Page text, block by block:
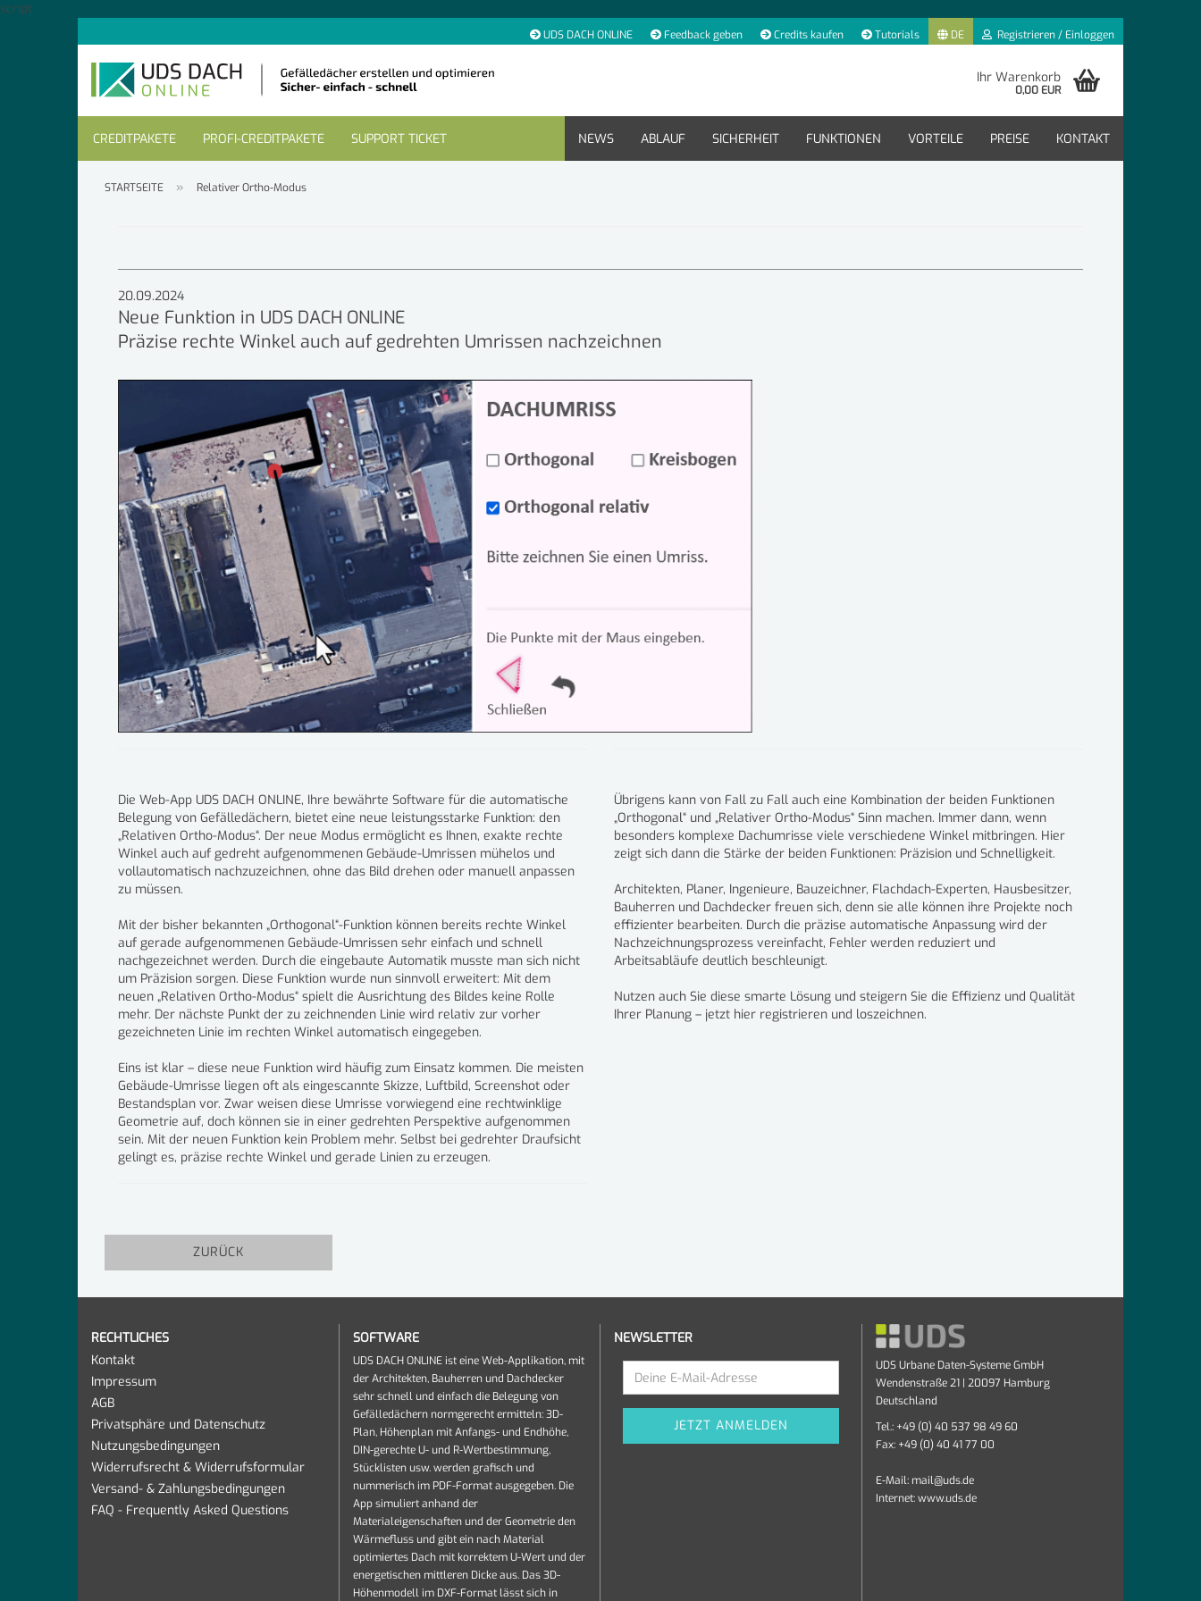
script
UDS DACH ONLINE Feedback geben Credits kaufen Tutorials DE Registrieren / Einloggen
Ihr Warenkorb
0,00 EUR
CREDITPAKETE PROFI-CREDITPAKETE SUPPORT TICKET NEWS ABLAUF SICHERHEIT FUNKTIONEN VORTEILE PREISE KONTAKT
STARTSEITE » Relativer Ortho-Modus
20.09.2024
Neue Funktion in UDS DACH ONLINE
Präzise rechte Winkel auch auf gedrehten Umrissen nachzeichnen
Die Web-App UDS DACH ONLINE, Ihre bewährte Software für die automatische
Belegung von Gefälledächern, bietet eine neue leistungsstarke Funktion: den
„Relativen Ortho-Modus“. Der neue Modus ermöglicht es Ihnen, exakte rechte
Winkel auch auf gedreht aufgenommenen Gebäude-Umrissen mühelos und
vollautomatisch nachzuzeichnen, ohne das Bild drehen oder manuell anpassen
zu müssen.
Mit der bisher bekannten „Orthogonal“-Funktion können bereits rechte Winkel
auf gerade aufgenommenen Gebäude-Umrissen sehr einfach und schnell
nachgezeichnet werden. Durch die eingebaute Automatik musste man sich nicht
um Präzision sorgen. Diese Funktion wurde nun sinnvoll erweitert: Mit dem
neuen „Relativen Ortho-Modus“ spielt die Ausrichtung des Bildes keine Rolle
mehr. Der nächste Punkt der zu zeichnenden Linie wird relativ zur vorher
gezeichneten Linie im rechten Winkel automatisch eingegeben.
Eins ist klar – diese neue Funktion wird häufig zum Einsatz kommen. Die meisten
Gebäude-Umrisse liegen oft als eingescannte Skizze, Luftbild, Screenshot oder
Bestandsplan vor. Zwar weisen diese Umrisse vorwiegend eine rechtwinklige
Geometrie auf, doch können sie in einer gedrehten Perspektive aufgenommen
sein. Mit der neuen Funktion kein Problem mehr. Selbst bei gedrehter Draufsicht
gelingt es, präzise rechte Winkel und gerade Linien zu erzeugen.
Übrigens kann von Fall zu Fall auch eine Kombination der beiden Funktionen
„Orthogonal“ und „Relativer Ortho-Modus“ Sinn machen. Immer dann, wenn
besonders komplexe Dachumrisse viele verschiedene Winkel mitbringen. Hier
zeigt sich dann die Stärke der beiden Funktionen: Präzision und Schnelligkeit.
Architekten, Planer, Ingenieure, Bauzeichner, Flachdach-Experten, Hausbesitzer,
Bauherren und Dachdecker freuen sich, denn sie alle können ihre Projekte noch
effizienter bearbeiten. Durch die präzise automatische Anpassung wird der
Nachzeichnungsprozess vereinfacht, Fehler werden reduziert und
Arbeitsabläufe deutlich beschleunigt.
Nutzen auch Sie diese smarte Lösung und steigern Sie die Effizienz und Qualität
Ihrer Planung – jetzt hier registrieren und loszeichnen.
ZURÜCK
RECHTLICHES
Kontakt
Impressum
AGB
Privatsphäre und Datenschutz
Nutzungsbedingungen
Widerrufsrecht & Widerrufsformular
Versand- & Zahlungsbedingungen
FAQ - Frequently Asked Questions
SOFTWARE
UDS DACH ONLINE ist eine Web-Applikation, mit
der Architekten, Bauherren und Dachdecker
sehr schnell und einfach die Belegung von
Gefälledächern normgerecht ermitteln: 3D-
Plan, Höhenplan mit Anfangs- und Endhöhe,
DIN-gerechte U- und R-Wertbestimmung,
Stücklisten usw. werden grafisch und
nummerisch im PDF-Format ausgegeben. Die
App simuliert anhand der
Materialeigenschaften und der Geometrie den
Wärmefluss und gibt ein nach Material
optimiertes Dach mit korrektem U-Wert und der
energetischen mittleren Dicke aus. Das 3D-
Höhenmodell im DXF-Format lässt sich in
NEWSLETTER
UDS Urbane Daten-Systeme GmbH
Wendenstraße 21 | 20097 Hamburg
Deutschland
Tel.: +49 (0) 40 537 98 49 60
Fax: +49 (0) 40 41 77 00
E-Mail: mail@uds.de
Internet:www.uds.de